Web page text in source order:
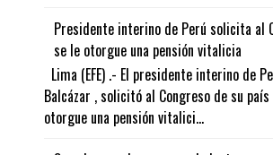
Presidente interino de Perú solicita al
se le otorgue una pensión vitalicia
Lima (EFE) .- El presidente interino de
Balcázar , solicitó al Congreso de su
otorgue una pensión vitalici...